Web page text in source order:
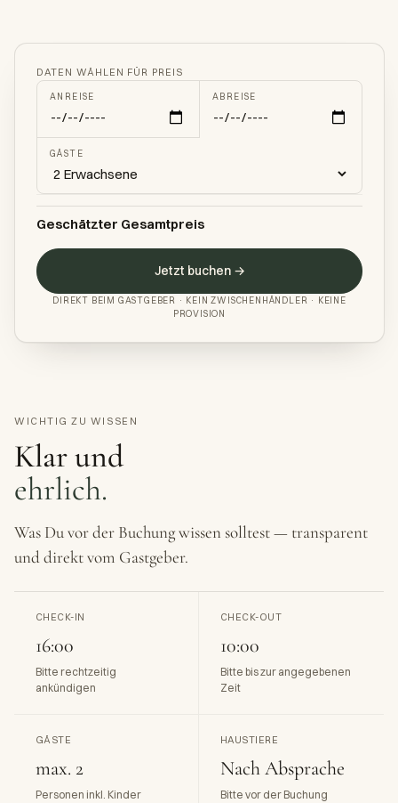
DATEN WÄHLEN FÜR PREIS
ANREISE ABREISE
GÄSTE
Geschätzter Gesamtpreis
Jetzt buchen →
DIREKT BEIM GASTGEBER · KEIN ZWISCHENHÄNDLER · KEINE
PROVISION
WICHTIG ZU WISSEN
Klar und
ehrlich.
Was Du vor der Buchung wissen solltest — transparent
und direkt vom Gastgeber.
CHECK-IN
16:00
Bitte rechtzeitig
ankündigen
CHECK-OUT
10:00
Bitte bis zur angegebenen
Zeit
GÄSTE
max. 2
Personen inkl. Kinder
HAUSTIERE
Nach Absprache
Bitte vor der Buchung